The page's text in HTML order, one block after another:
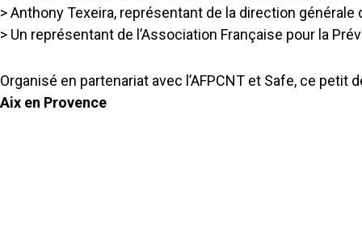
> Anthony Texeira, représentant de la direction
> Un représentant de l’Association Française pour la
Organisé en partenariat avec l’AFPCNT et Safe, ce
Aix en Provence